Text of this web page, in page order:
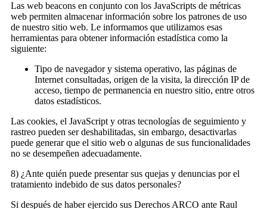
Las web beacons en conjunto con los JavaScripts de métricas
web permiten almacenar información sobre los patrones de uso
de nuestro sitio web. Le informamos que utilizamos esas
herramientas para obtener información estadística como la
siguiente:
Tipo de navegador y sistema operativo, las páginas de
Internet consultadas, origen de la visita, la dirección IP de
acceso, tiempo de permanencia en nuestro sitio, entre otros
datos estadísticos.
Las cookies, el JavaScript y otras tecnologías de seguimiento y
rastreo pueden ser deshabilitadas, sin embargo, desactivarlas
puede generar que el sitio web o algunas de sus funcionalidades
no se desempeñen adecuadamente.
8) ¿Ante quién puede presentar sus quejas y denuncias por el
tratamiento indebido de sus datos personales?
Si después de haber ejercido sus Derechos ARCO ante Raul